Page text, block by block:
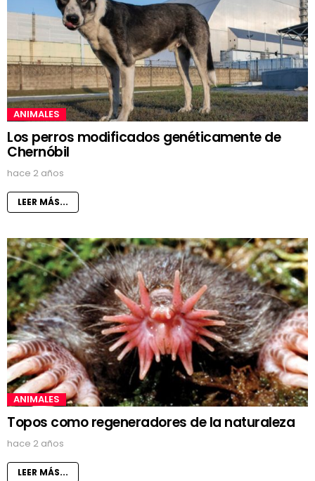
ANIMALES
Los perros modificados genéticamente de
Chernóbil
hace 2 años
LEER MÁS...
ANIMALES
Topos como regeneradores de la naturaleza
hace 2 años
LEER MÁS...